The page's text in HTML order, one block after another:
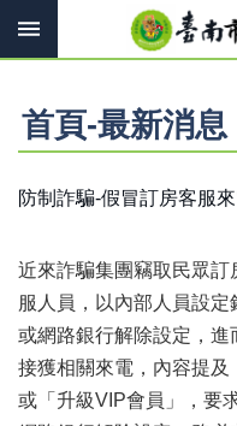
跳到主要內容區塊
搜
搜
尋
快
報
機
關
簡
首頁-最新消息
防制詐騙-假冒訂房客服
近來詐騙集團竊取民眾
服人員，以內部人員設
或網路銀行解除設定，
接獲相關來電，內容提及
或「升級VIP會員」，要